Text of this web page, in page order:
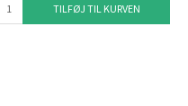
TILFØJ TIL KURVEN